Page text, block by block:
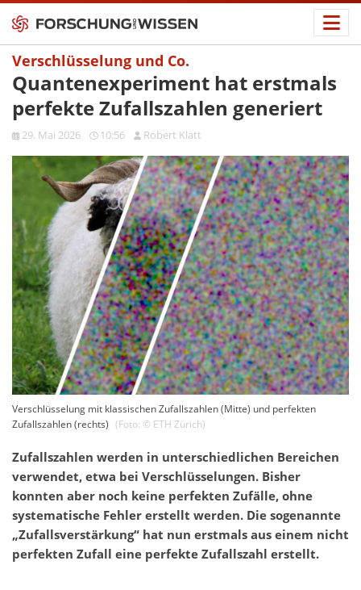
Verschlüsselung und Co.
Quantenexperiment hat erstmals
perfekte Zufallszahlen generiert
29. Mai 2026 10:56 Robert Klatt
Verschlüsselung mit klassischen Zufallszahlen (Mitte) und perfekten
Zufallszahlen (rechts) (Foto: © ETH Zürich)
Zufallszahlen werden in unterschiedlichen Bereichen
verwendet, etwa bei Verschlüsselungen. Bisher
konnten aber noch keine perfekten Zufälle, ohne
systematische Fehler erstellt werden. Die sogenannte
„Zufallsverstärkung“ hat nun erstmals aus einem nicht
perfekten Zufall eine perfekte Zufallszahl erstellt.